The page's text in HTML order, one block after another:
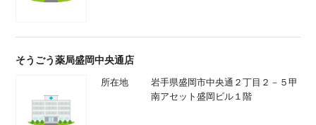
そうごう薬局盛岡中央通店
所在地
岩手県盛岡市中央通２丁目２－５甲
南アセット盛岡ビル１階